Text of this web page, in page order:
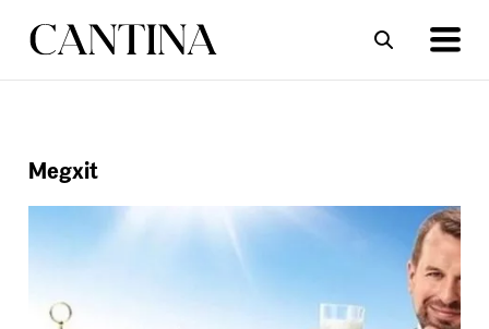
Megxit